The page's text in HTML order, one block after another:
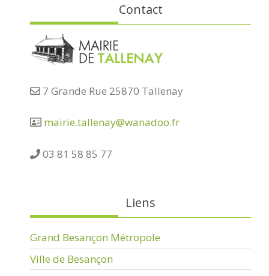
Contact
7 Grande Rue 25870 Tallenay
mairie.tallenay@wanadoo.fr
03 81 58 85 77
Liens
Grand Besançon Métropole
Ville de Besançon